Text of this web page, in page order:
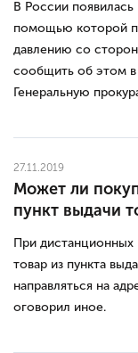
В России
помощью которой
давлению со
сообщить об этом
Генеральную
27.11.2019
Может ли
пункт выдачи
При дистанционных
товар из пункта
направляться на
оговорил иное.